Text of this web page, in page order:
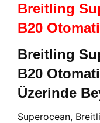
Breitling
B20
Breitling
B20
Üzerinde
Superocean,